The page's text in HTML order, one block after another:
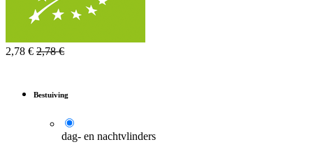
2,78 € 2,78€
Bestuiving
dag- en nachtvlinders